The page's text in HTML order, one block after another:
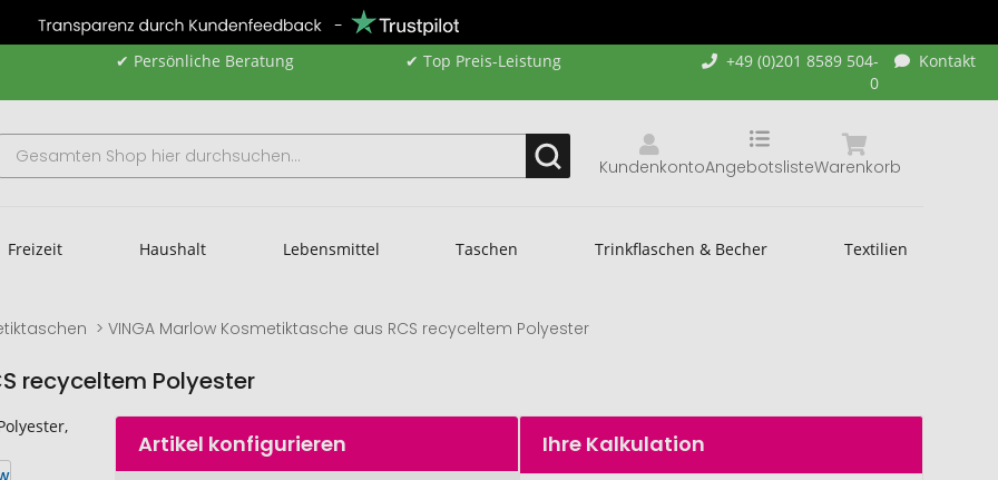
✔ Persönliche Beratung ✔ Top Preis-Leistung
+49 (0)201 8589 504-
0
Kontakt
Kundenkonto Warenkorb
Angebotsliste
Freizeit Haushalt Lebensmittel Taschen Trinkflaschen & Becher Textilien
VINGA Marlow Kosmetiktasche aus RCS recyceltem Polyester
recyceltem Polyester
Artikel konfigurieren Ihre Kalkulation